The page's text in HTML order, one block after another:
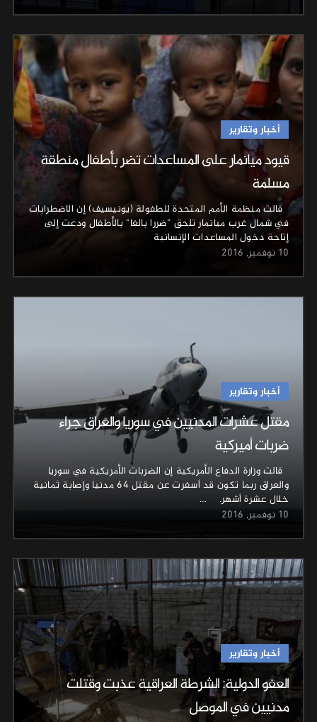
أخبار وتقارير
قيود ميانمار على المساعدات تضر بأطفال منطقة
مسلمة
قالت منظمة الأمم المتحدة للطفولة (يونيسيف) إن الاضطرابات
في شمال غرب ميانمار تلحق "ضررا بالغا" بالأطفال ودعت إلى
إتاحة دخول المساعدات الإنسانية
10 نوفمبر, 2016
أخبار وتقارير
مقتل عشرات المدنيين في سوريا والعراق جراء
ضربات أميركية
قالت وزارة الدفاع الأمريكية إن الضربات الأمريكية في سوريا
والعراق ربما تكون قد أسفرت عن مقتل 64 مدنيا وإصابة ثمانية
خلال عشرة أشهر. …
10 نوفمبر, 2016
أخبار وتقارير
العفو الدولية: الشرطة العراقية عذبت وقتلت
مدنيين في الموصل